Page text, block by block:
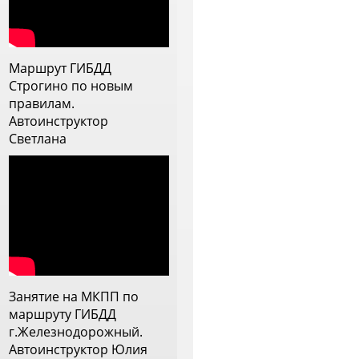
инструктор прям заинтересован
стороны и прорабатывает их.
Теперь меня она напутствовала
на самостоятельное вождение и
я ей очень благодарна
Маршрут ГИБДД
Строгино по новым
правилам.
Автоинструктор
Светлана
Занятие на МКПП по
маршруту ГИБДД
г.Железнодорожный.
Автоинструктор Юлия